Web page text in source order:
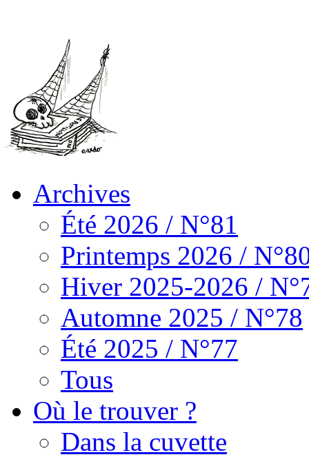
Archives
Été 2026 / N°81
Printemps 2026 /
Hiver 2025-2026 /
Automne 2025 / N°78
Été 2025 / N°77
Tous
Où le trouver ?
Dans la cuvette